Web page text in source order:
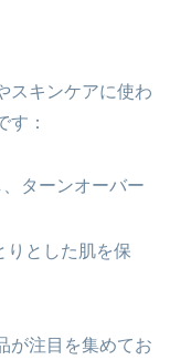
スキンケアに使わ
す：
、ターンオーバー
りとした肌を保
が注目を集めてお